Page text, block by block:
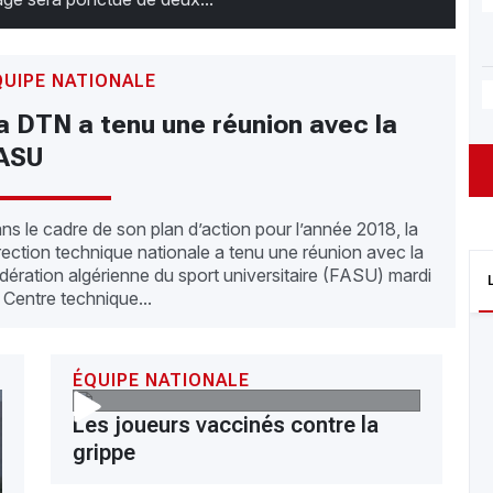
NATIONALE
DTN a tenu une réunion avec la
le cadre de son plan d’action pour l’année 2018, la
technique nationale a tenu une réunion avec la
algérienne du sport universitaire (FASU) mardi
technique...
ÉQUIPE NATIONALE
Les joueurs vaccinés contre la
grippe